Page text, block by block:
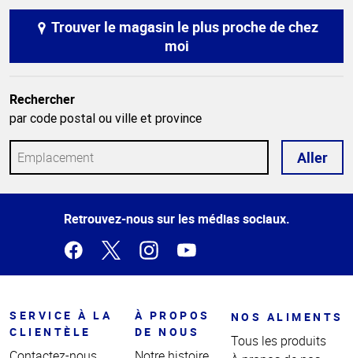
moi
Rechercher
par code postal ou ville et province
Aller
Retrouvez-nous sur les médias sociaux.
SERVICE À LA
CLIENTÈLE
À PROPOS
DE NOUS
NOS ALIMENTS
Tous les produits